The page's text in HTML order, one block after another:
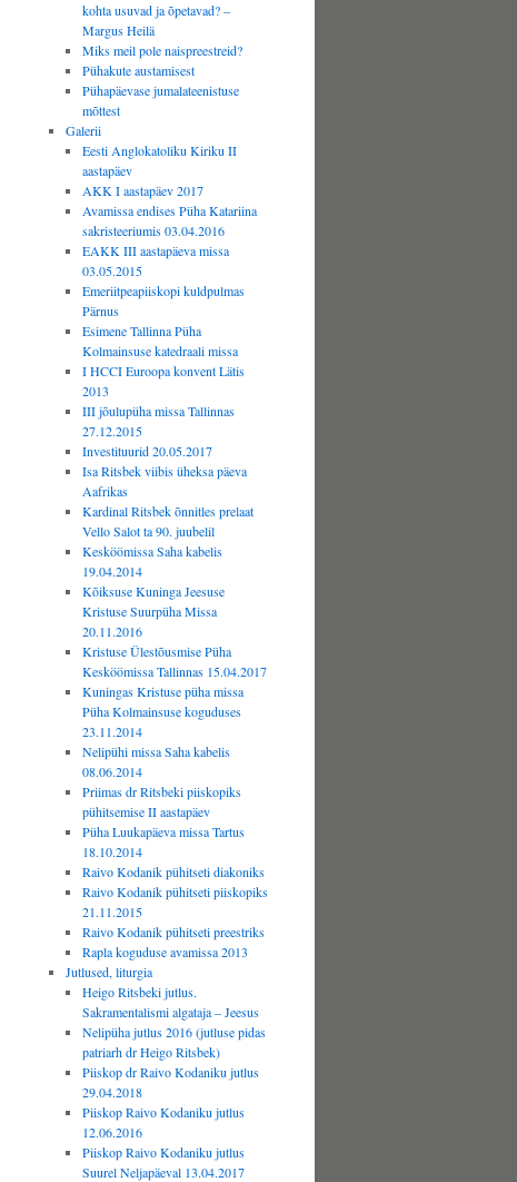
kohta usuvad ja õpetavad? –
Margus Heilä
Miks meil pole naispreestreid?
Pühakute austamisest
Pühapäevase jumalateenistuse
mõttest
Galerii
Eesti Anglokatoliku Kiriku II
aastapäev
AKK I aastapäev 2017
Avamissa endises Püha Katariina
sakristeeriumis 03.04.2016
EAKK III aastapäeva missa
03.05.2015
Emeriitpeapiiskopi kuldpulmas
Pärnus
Esimene Tallinna Püha
Kolmainsuse katedraali missa
I HCCI Euroopa konvent Lätis
2013
III jõulupüha missa Tallinnas
27.12.2015
Investituurid 20.05.2017
Isa Ritsbek viibis üheksa päeva
Aafrikas
Kardinal Ritsbek õnnitles prelaat
Vello Salot ta 90. juubelil
Kesköömissa Saha kabelis
19.04.2014
Kõiksuse Kuninga Jeesuse
Kristuse Suurpüha Missa
20.11.2016
Kristuse Ülestõusmise Püha
Kesköömissa Tallinnas 15.04.2017
Kuningas Kristuse püha missa
Püha Kolmainsuse koguduses
23.11.2014
Nelipühi missa Saha kabelis
08.06.2014
Priimas dr Ritsbeki piiskopiks
pühitsemise II aastapäev
Püha Luukapäeva missa Tartus
18.10.2014
Raivo Kodanik pühitseti diakoniks
Raivo Kodanik pühitseti piiskopiks
21.11.2015
Raivo Kodanik pühitseti preestriks
Rapla koguduse avamissa 2013
Jutlused, liturgia
Heigo Ritsbeki jutlus.
Sakramentalismi algataja – Jeesus
Nelipüha jutlus 2016 (jutluse pidas
patriarh dr Heigo Ritsbek)
Piiskop dr Raivo Kodaniku jutlus
29.04.2018
Piiskop Raivo Kodaniku jutlus
12.06.2016
Piiskop Raivo Kodaniku jutlus
Suurel Neljapäeval 13.04.2017